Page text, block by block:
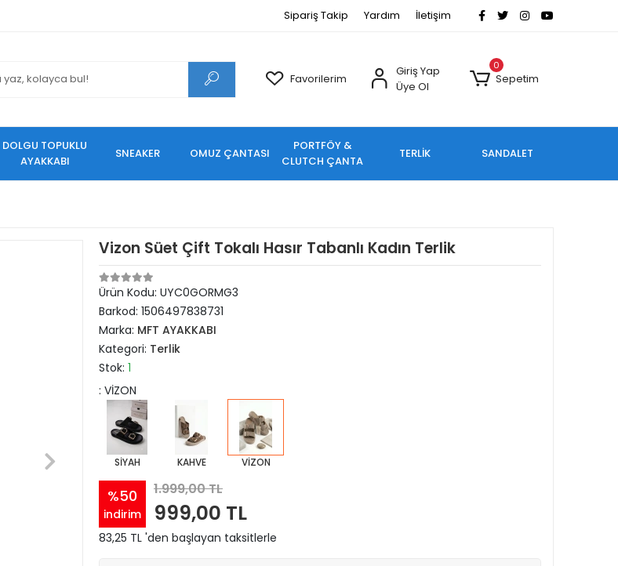
Sipariş Takip Yardım İletişim
Favorilerim
Giriş Yap
Üye Ol
0
Sepetim
DOLGU TOPUKLU
AYAKKABI
SNEAKER OMUZ ÇANTASI
PORTFÖY &
CLUTCH ÇANTA
TERLİK SANDALET
Vizon Süet Çift Tokalı Hasır Tabanlı Kadın Terlik
Ürün Kodu: UYC0GORMG3
Barkod: 1506497838731
Marka: MFT AYAKKABI
Kategori: Terlik
Stok: 1
: VİZON
SİYAH KAHVE VİZON
%50
indirim
1.999,00 TL
999,00 TL
83,25 TL 'den başlayan taksitlerle